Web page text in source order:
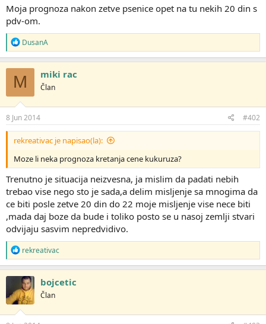
Moja prognoza nakon zetve psenice opet na tu nekih 20 din s
pdv-om.
R
e
a
g
o
v
a
n
j
:
DusanA
M miki rac
Član
8 Jun 2014 #402
rekreativac je napisao(la):
Moze li neka prognoza kretanja cene kukuruza?
Trenutno je situacija neizvesna, ja mislim da padati nebih
trebao vise nego sto je sada,a delim misljenje sa mnogima da
ce biti posle zetve 20 din do 22 moje misljenje vise nece biti
,mada daj boze da bude i toliko posto se u nasoj zemlji stvari
odvijaju sasvim nepredvidivo.
R
e
a
g
o
v
a
n
rekreativac
bojcetic
Član